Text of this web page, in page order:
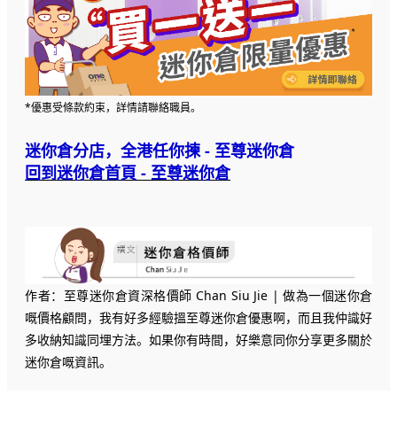
*優惠受條款約束，詳情請聯絡職員。
迷你倉分店，全港任你揀 - 至尊迷你倉
回到迷你倉首頁 - 至尊迷你倉
作者：至尊迷你倉資深格價師 Chan Siu Jie | 做為一個迷你倉
嘅價格顧問，我有好多經驗搵至尊迷你倉優惠啊，而且我仲識好
多收納知識同埋方法。如果你有時間，好樂意同你分享更多關於
迷你倉嘅資訊。